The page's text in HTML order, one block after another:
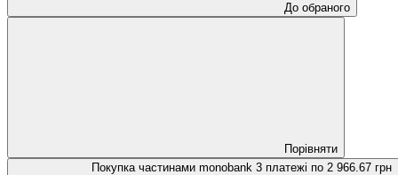
До обраного
Порівняти
Покупка частинами monobank 3 платежі по 2 966.67 грн